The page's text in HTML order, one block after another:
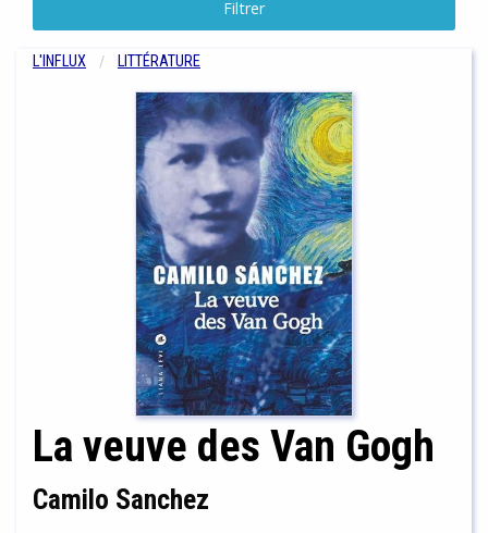
Filtrer
L'INFLUX LITTÉRATURE
La veuve des Van Gogh
Camilo Sanchez